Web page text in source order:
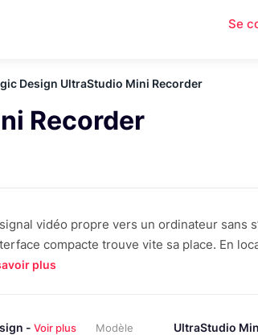
Se
Design UltraStudio Mini Recorder
Recorder
vidéo propre vers un ordinateur sans
compacte trouve vite sa place. En
plus
- Voir plus
Modèle UltraStudio